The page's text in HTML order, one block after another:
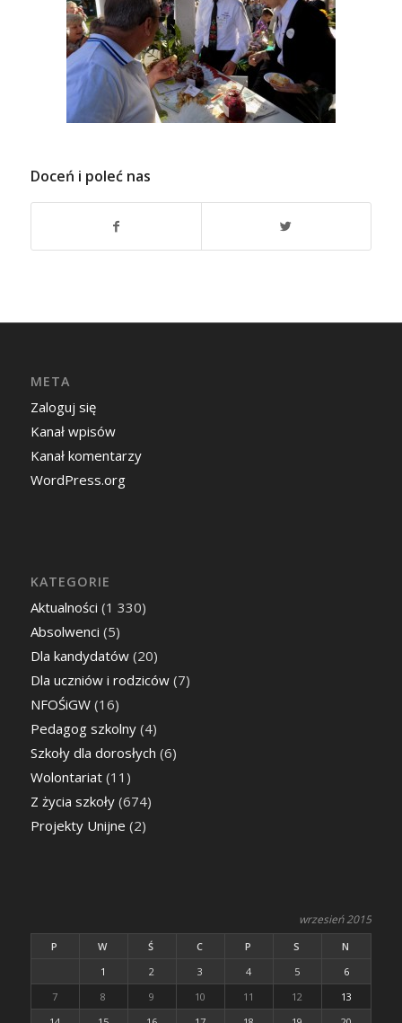
Doceń i poleć nas
META
Zaloguj się
Kanał wpisów
Kanał komentarzy
WordPress.org
KATEGORIE
Aktualności (1 330)
Absolwenci (5)
Dla kandydatów(20)
Dla uczniów i rodziców(7)
NFOŚiGW(16)
Pedagog szkolny(4)
Szkoły dla dorosłych (6)
Wolontariat(11)
Z życia szkoły(674)
Projekty Unijne (2)
wrzesień 2015
P W Ś C P S
N
1
2 3 4 5
6
7
8 9 10 11 12
13